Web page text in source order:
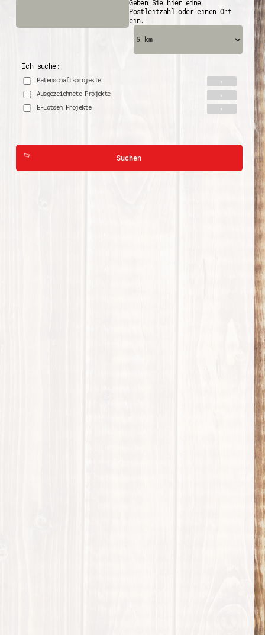
Geben Sie hier eine
Postleitzahl oder einen Ort
ein.
Ich suche:
Patenschaftsprojekte
Ausgezeichnete Projekte
E-Lotsen Projekte
Suchen